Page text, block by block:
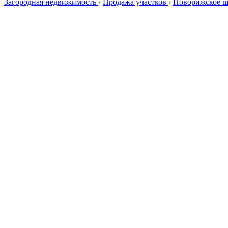
Загородная недвижимость › Продажа участков › Новорижское